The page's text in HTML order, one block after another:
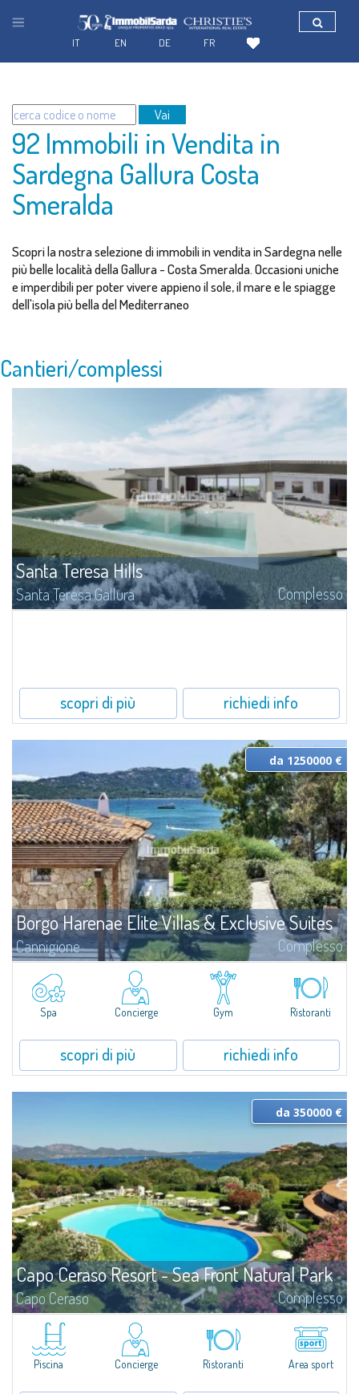
Vai
92 Immobili in Vendita in
Sardegna Gallura Costa
Smeralda
Scopri la nostra selezione di immobili in vendita in Sardegna nelle
più belle località della Gallura - Costa Smeralda. Occasioni uniche
e imperdibili per poter vivere appieno il sole, il mare e le spiagge
dell'isola più bella del Mediterraneo
Cantieri/complessi
Santa Teresa Hills
Santa Teresa Gallura Complesso
scopri di più richiedi info
Borgo Harenae Elite Villas & Exclusive Suites
Cannigione Complesso
Borgo Harenae Elite Villas & Exclusive Suites è un nuovo complesso
residenziale, unico nel suo genere, nel cuore della Gallura – Costa
Smeralda, splendidamente inserito in una zona di primaria importanza
turistico - ricettiva confinante mare, a poca distanza da Cannigione, di
da 1250000 €
Spa Concierge Gym Ristoranti
scopri di più richiedi info
Capo Ceraso Resort - Sea Front Natural Park
Capo Ceraso Complesso
Oasi del “Bien Vivre” in posizione privilegiata sul mare - un ambiente di
benessere, tranquillità e di quieto vivere. Il parco di Capo Ceraso Resort
sorge all'interno di uno dei più suggestivi tratti della costa nord-orientale
della Sardegna, in un’area da molti ritenuta ancora oggi come la zona più
da 350000 €
Piscina Concierge Ristoranti Area sport
FR
DE
EN
IT